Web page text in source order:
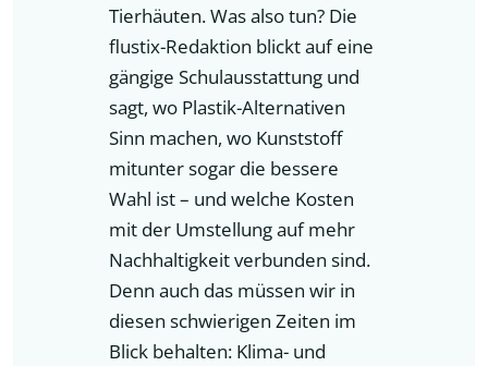
Tierhäuten. Was also tun? Die
flustix-Redaktion blickt auf eine
gängige Schulausstattung und
sagt, wo Plastik-Alternativen
Sinn machen, wo Kunststoff
mitunter sogar die bessere
Wahl ist – und welche Kosten
mit der Umstellung auf mehr
Nachhaltigkeit verbunden sind.
Denn auch das müssen wir in
diesen schwierigen Zeiten im
Blick behalten: Klima- und